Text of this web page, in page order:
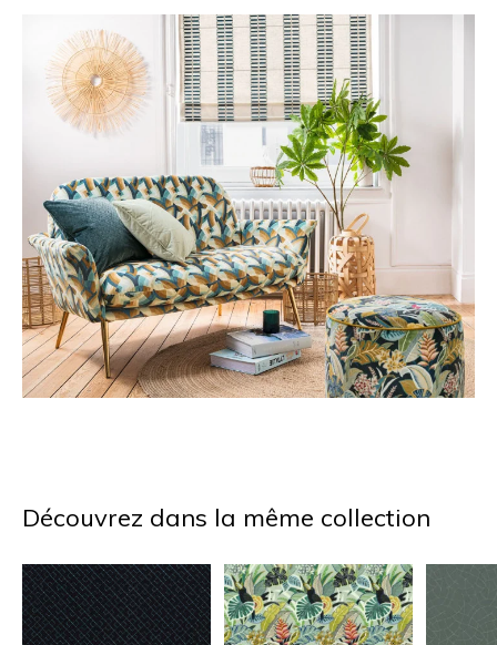
Découvrez dans la même collection